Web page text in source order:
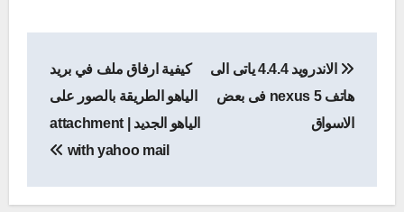
المقالات
الاندرويد 4.4.4 ياتى الى
هاتف nexus 5 فى بعض
الاسواق
كيفية ارفاق ملف في بريد
الياهو الطريقة بالصور على
الياهو الجديد | attachment
with yahoo mail